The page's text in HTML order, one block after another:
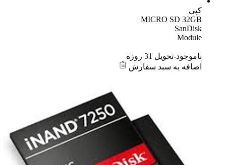
کپی
MICRO SD 32GB
SanDisk
Module
ناموجود-تحویل 31 روزه
اضافه به سبد سفارش